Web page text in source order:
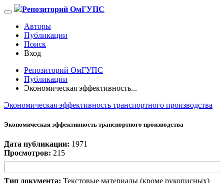
Репозиторий ОмГУПС
Авторы
Публикации
Поиск
Вход
Репозиторий ОмГУПС
Публикации
Экономическая эффективность...
Экономическая эффективность транспортного производства
Экономическая эффективность транспортного производства
Дата публикации: 1971
Просмотров: 215
Тип документа: Текстовые материалы (кроме рукописных)